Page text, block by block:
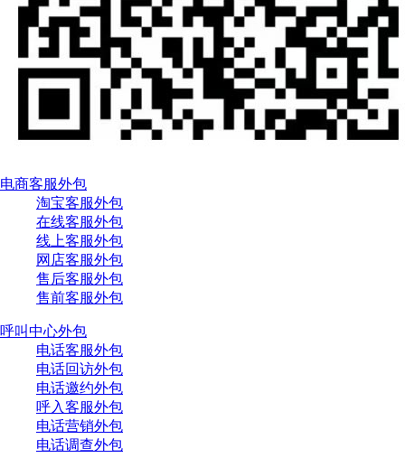
电商客服外包
淘宝客服外包
在线客服外包
线上客服外包
网店客服外包
售后客服外包
售前客服外包
呼叫中心外包
电话客服外包
电话回访外包
电话邀约外包
呼入客服外包
电话营销外包
电话调查外包